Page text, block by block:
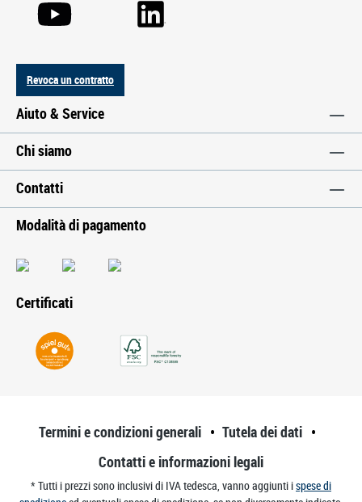
Revoca un contratto
Aiuto & Service
Chi siamo
Contatti
Modalità di pagamento
Certificati
Termini e condizioni generali
Tutela dei dati
Contatti e informazioni legali
* Tutti i prezzi sono inclusivi di IVA tedesca, vanno aggiunti ispese di